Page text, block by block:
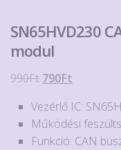
SN65HVD230
modul
990Ft Original
was:
990Ft.
790Ft
is:
790Ft.
Vezérlő IC:
Működési
Funkció: CAN